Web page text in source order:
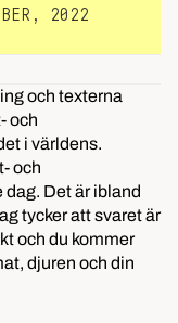
2022
och texterna
och
i världens.
och
Det är ibland
tycker att svaret är
och du kommer
djuren och din